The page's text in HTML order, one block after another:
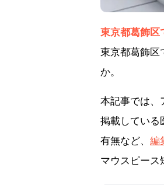
東京都葛飾区
東京都葛飾区
か。
本記事では、
掲載している
有無など、 編
マウスピース